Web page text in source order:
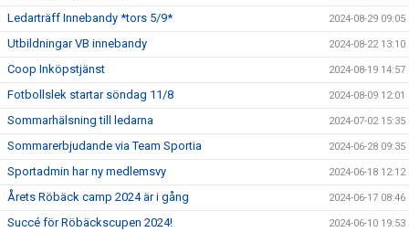
Ledarträff Innebandy *tors 5/9* 2024-08-29 09:05
Utbildningar VB innebandy 2024-08-22 13:10
Coop Inköpstjänst 2024-08-19 14:57
Fotbollslek startar söndag 11/8 2024-08-09 12:01
Sommarhälsning till ledarna 2024-07-02 15:35
Sommarerbjudande via Team Sportia 2024-06-28 09:35
Sportadmin har ny medlemsvy 2024-06-18 12:12
Årets Röbäck camp 2024 är i gång 2024-06-17 08:46
Succé för Röbäckscupen 2024! 2024-06-10 19:53